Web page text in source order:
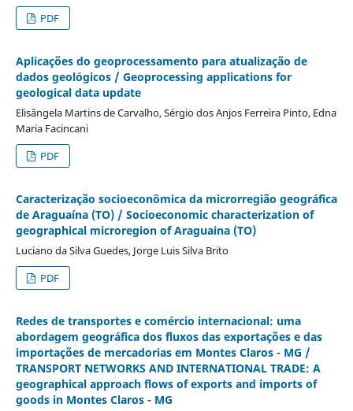
PDF
Aplicações do geoprocessamento para atualização de
dados geológicos / Geoprocessing applications for
geological data update
Elisângela Martins de Carvalho, Sérgio dos Anjos Ferreira Pinto, Edna
Maria Facincani
PDF
Caracterização socioeconômica da microrregião geográfica
de Araguaína (TO) / Socioeconomic characterization of
geographical microregion of Araguaina (TO)
Luciano da Silva Guedes, Jorge Luis Silva Brito
PDF
Redes de transportes e comércio internacional: uma
abordagem geográfica dos fluxos das exportações e das
importações de mercadorias em Montes Claros - MG /
TRANSPORT NETWORKS AND INTERNATIONAL TRADE: A
geographical approach flows of exports and imports of
goods in Montes Claros - MG